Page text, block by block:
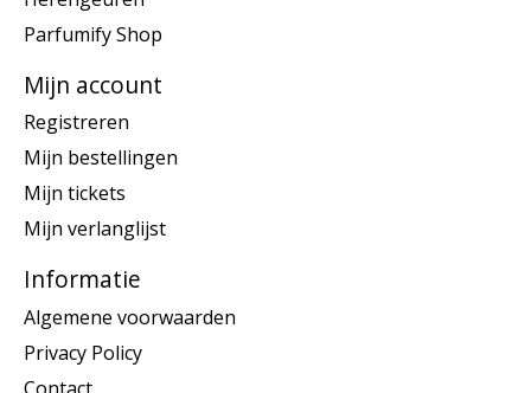
Parfumify Shop
Mijn account
Registreren
Mijn bestellingen
Mijn tickets
Mijn verlanglijst
Informatie
Algemene voorwaarden
Privacy Policy